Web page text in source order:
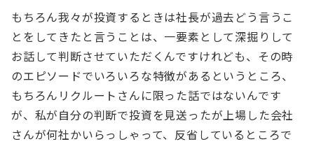
もちろん我々が投資するときは社長が過去どう言うこ
とをしてきたと言うことは、一要素として深掘りして
お話して判断させていただくんですけれども、その時
のエピソードでいろいろな特徴があるというところ、
もちろんリクルートさんに限った話ではないんです
が、私が自分の判断で投資を見送ったが上場した会社
さんが何社かいらっしゃって、反省しているところで